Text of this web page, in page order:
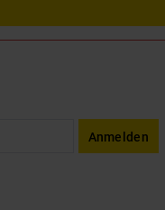
Anmelden